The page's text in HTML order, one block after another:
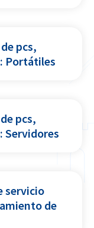
pcs,
Portátiles
pcs,
Servidores
servicio
de